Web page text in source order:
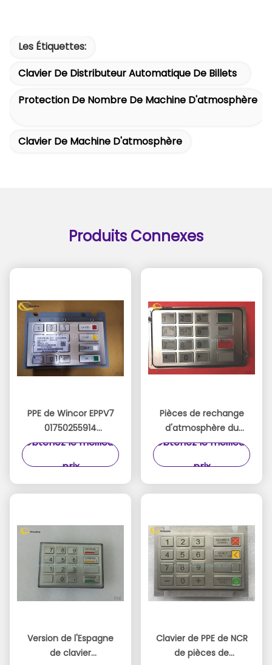
Les Étiquettes:
Clavier De Distributeur Automatique De Billets
Protection De Nombre De Machine D'atmosphère
Clavier De Machine D'atmosphère
Produits Connexes
PPE de Wincor EPPV7
01750255914
/1750255914 de clavier
Wincor
Obtenez le meilleur
prix
Pièces de rechange
d'atmosphère du
clavier numérique
de Nautilus Hyosung
Obtenez le meilleur
prix
Version de l'Espagne
de clavier
Clavier de PPE de NCR
de pièces de